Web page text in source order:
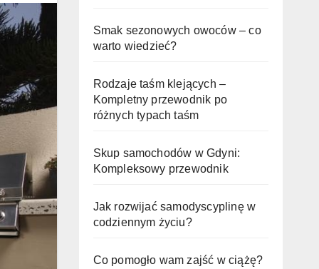
Smak sezonowych owoców – co
warto wiedzieć?
Rodzaje taśm klejących –
Kompletny przewodnik po
różnych typach taśm
Skup samochodów w Gdyni:
Kompleksowy przewodnik
Jak rozwijać samodyscyplinę w
codziennym życiu?
Co pomogło wam zajść w ciążę?